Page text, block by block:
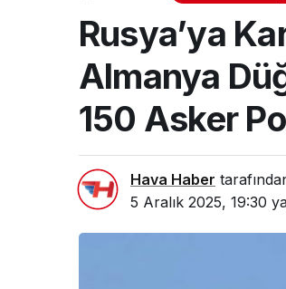
Rusya’ya
Almanya
150 Asker
Hava Haber
5 Aralık 2025, 19:30